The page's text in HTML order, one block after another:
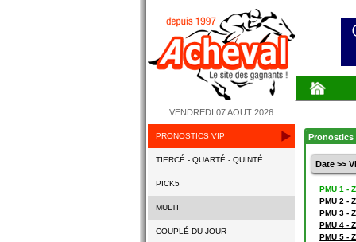
VENDREDI 07 AOUT 2026
PRONOSTICS VIP
TIERCÉ - QUARTÉ - QUINTÉ
PICK5
MULTI
COUPLÉ DU JOUR
Pronostics
Date >>
PMU 1 -
PMU 2 -
PMU 3 -
PMU 4 -
PMU 5 -